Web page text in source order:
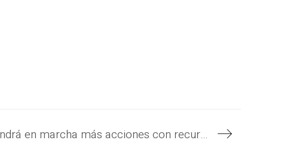
El Gobierno pondrá en marcha más acciones con recursos institucionales para cuidar de los animales